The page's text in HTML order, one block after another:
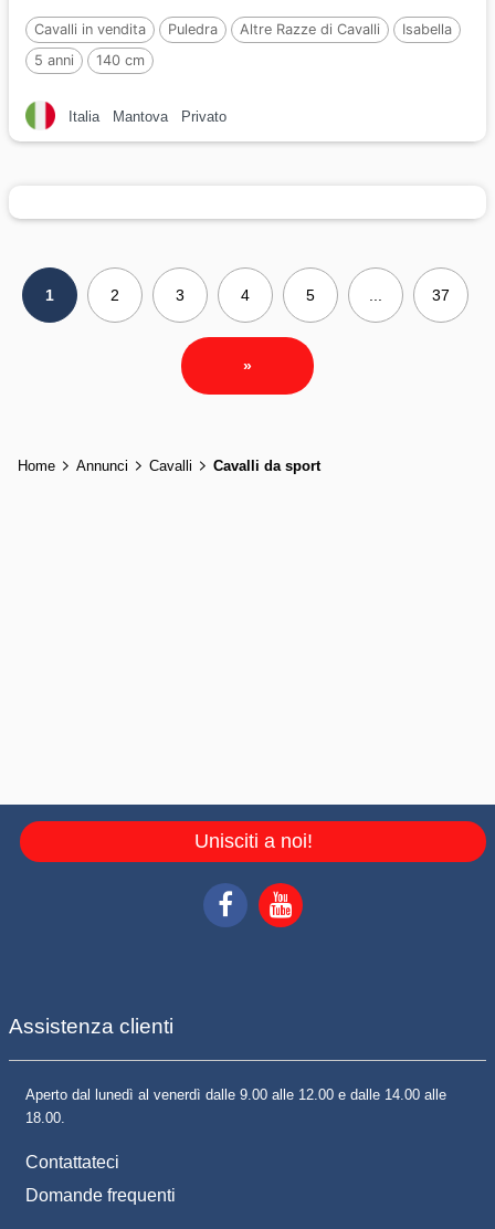
Cavalli in vendita Puledra Altre Razze di Cavalli
Isabella
5 anni
140 cm
Italia Mantova Privato
1 2 3 4 5 37
»
Home Annunci Cavalli Cavalli da sport
Unisciti a noi!
Assistenza clienti
Aperto dal lunedì al venerdì dalle 9.00 alle 12.00 e dalle 14.00 alle
18.00.
Contattateci
Domande frequenti